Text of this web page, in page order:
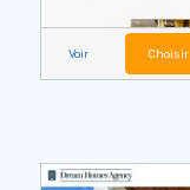
Voir Choisir